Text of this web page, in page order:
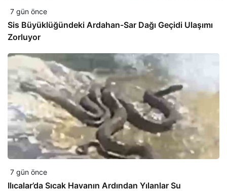
7 gün önce
Sis Büyüklüğündeki Ardahan-Sar Dağı Geçidi Ulaşımı
Zorluyor
7 gün önce
Ilıcalar’da Sıcak Havanın Ardından Yılanlar Su